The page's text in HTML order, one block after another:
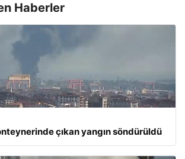
Haberler
çıkan yangın söndürüldü